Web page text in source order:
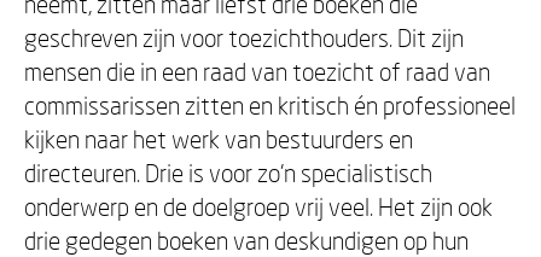
geschreven zijn voor toezichthouders. Dit zijn
mensen die in een raad van toezicht of raad van
commissarissen zitten en kritisch én professioneel
kijken naar het werk van bestuurders en
directeuren. Drie is voor zo’n specialistisch
onderwerp en de doelgroep vrij veel. Het zijn ook
drie gedegen boeken van deskundigen op hun